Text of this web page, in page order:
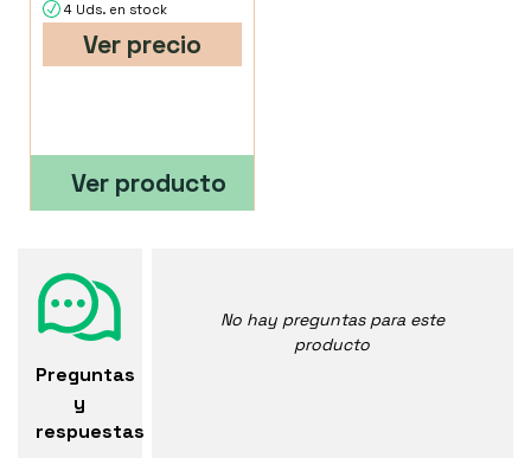
4 Uds. en stock
Ver precio
Ver producto
Preguntas
y
respuestas
No hay preguntas para este
producto